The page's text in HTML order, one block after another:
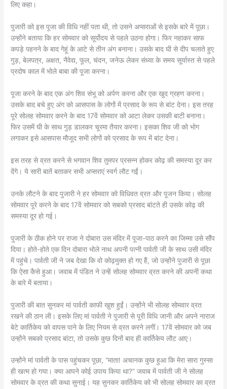
लिए कहा।
पुजारी को इस पूजा की विधि नहीं पता थी, तो उसने अप्सराओं से इसके बारे में पूछा।
उन्होंने बताया कि हर सोमवार को सूर्योदय से पहले उठना होगा। फिर नहाकर साफ
कपड़े पहनने के बाद गेहूं के आटे से तीन अंग बनाना। उसके बाद घी से दीप चलाते हुए
गुड़, बेलपत्र, अक्षत, नैवेद्य, फूल, चंदन, जनेऊ लेकर संध्या के समय सूर्यास्त से पहले
प्रदोष काल में भोले बाबा की पूजा करना।
पूजा करने के बाद एक अंग शिव संभू को अर्पण करना और एक खुद ग्रहण करना।
उसके बाद बचे हुए अंग को आसपास के लोगों में प्रसाद के रूप से बांट देना। इस तरह
पूरे सोलह सोमवार करने के बाद 17वें सोमवार को आटा लेकर उसकी बाटी बनाना।
फिर उसमें घी के साथ गुड़ डालकर चूरमा तैयार करना। इसका शिव जी को भोग
लगाकर इसे आसपास मौजूद सभी लोगों को प्रसाद के रूप में बांट देना।
इस तरह से व्रत करने से भगवान शिव तुमपर प्रसन्न होकर कोढ़ की समस्या दूर कर
देंगे। ये सारी बातें बताकर सभी अप्सराएं स्वर्ग लौट गईं।
उनके लौटने के बाद पुजारी ने हर सोमवार को विधिवत व्रत और पूजन किया। सोलह
सोमवार पूरे करने के बाद 17वें सोमवार को सबको प्रसाद बांटते ही उसके कोढ़ की
समस्या दूर हो गई।
पुजारी के ठीक होने पर राजा ने दोबारा उस मंदिर में पूजा-पाठ करने का जिम्मा उसे सौंप
दिया। होते-होते एक दिन दोबारा भोले नाथ अपनी पत्नी पार्वती जी के साथ उसी मंदिर
में पहुंचे। पार्वती जी ने जब देखा कि वो कोढ़मुक्त हो गए हैं, जो उन्होंने पुजारी से पूछा
कि ऐसा कैसे हुआ। जवाब में पंडित ने उन्हें सोलह सोमवार व्रत करने की अपनी कथा
के बारे में बताया।
पुजारी की बात सुनकर मां पार्वती काफी खुश हुईं। उन्होंने भी सोलह सोमवार व्रत
रखने की ठान ली। इसके लिए मां पार्वती ने पुजारी से पूरी विधि जानी और अपने नाराज
बेटे कार्तिकेय को वापस पाने के लिए नियम से व्रत करने लगीं। 17वें सोमवार को जब
उन्होंने सबको प्रसाद बांटा, तो उसके कुछ दिनों बाद ही कार्तिकेय लौट आए।
उन्होंने मां पार्वती के पास पहुंचकर पूछा, “माता! अचानक कुछ हुआ कि मेरा सारा गुस्सा
ही खत्म हो गया। क्या आपने कोई उपाय किया था?” जवाब में पार्वती जी ने सोलह
सोमवार के व्रत की कथा सुनाई। यह सुनकर कार्तिकेय को भी सोलह सोमवार का व्रत